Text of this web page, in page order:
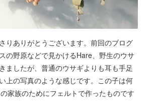
りありがとうございます。前回のブログ
の野原などで見かけるHare、野生のウサ
ましたが、普通のウサギよりも耳も手足
上の写真のような感じです。この子は何
家族のためにフェルトで作ったものです